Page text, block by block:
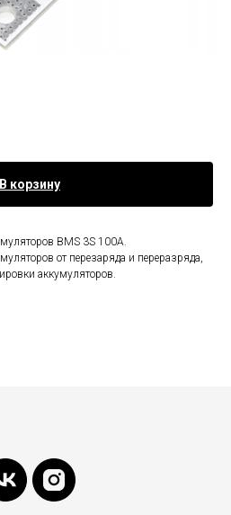
В корзину
BMS 3S 100A.
от перезаряда и переразряда,
аккумуляторов.